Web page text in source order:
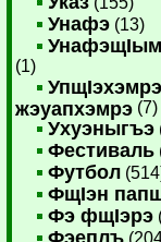
Унафэ (13)
УнафэщIым
(1)
УпщIэхэмрэ
жэуапхэмрэ (7)
Ухуэныгъэ
Фестиваль
Футбол
ФщIэн
Фэ фщIэрэ
Фэеплъ